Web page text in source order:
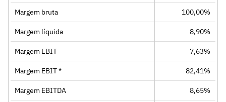
Margem bruta 100,00%
Margem líquida 8,90%
Margem EBIT 7,63%
Margem EBIT * 82,41%
Margem EBITDA 8,65%